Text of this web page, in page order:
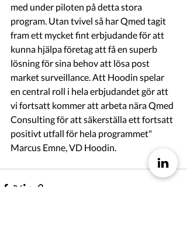
med under piloten på detta stora
program. Utan tvivel så har Qmed tagit
fram ett mycket fint erbjudande för att
kunna hjälpa företag att få en superb
lösning för sina behov att lösa post
market surveillance. Att Hoodin spelar
en central roll i hela erbjudandet gör att
vi fortsatt kommer att arbeta nära Qmed
Consulting för att säkerställa ett fortsatt
positivt utfall för hela programmet"
Marcus Emne, VD Hoodin.